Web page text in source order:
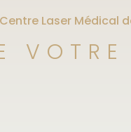
Laser Médical
VOTRE